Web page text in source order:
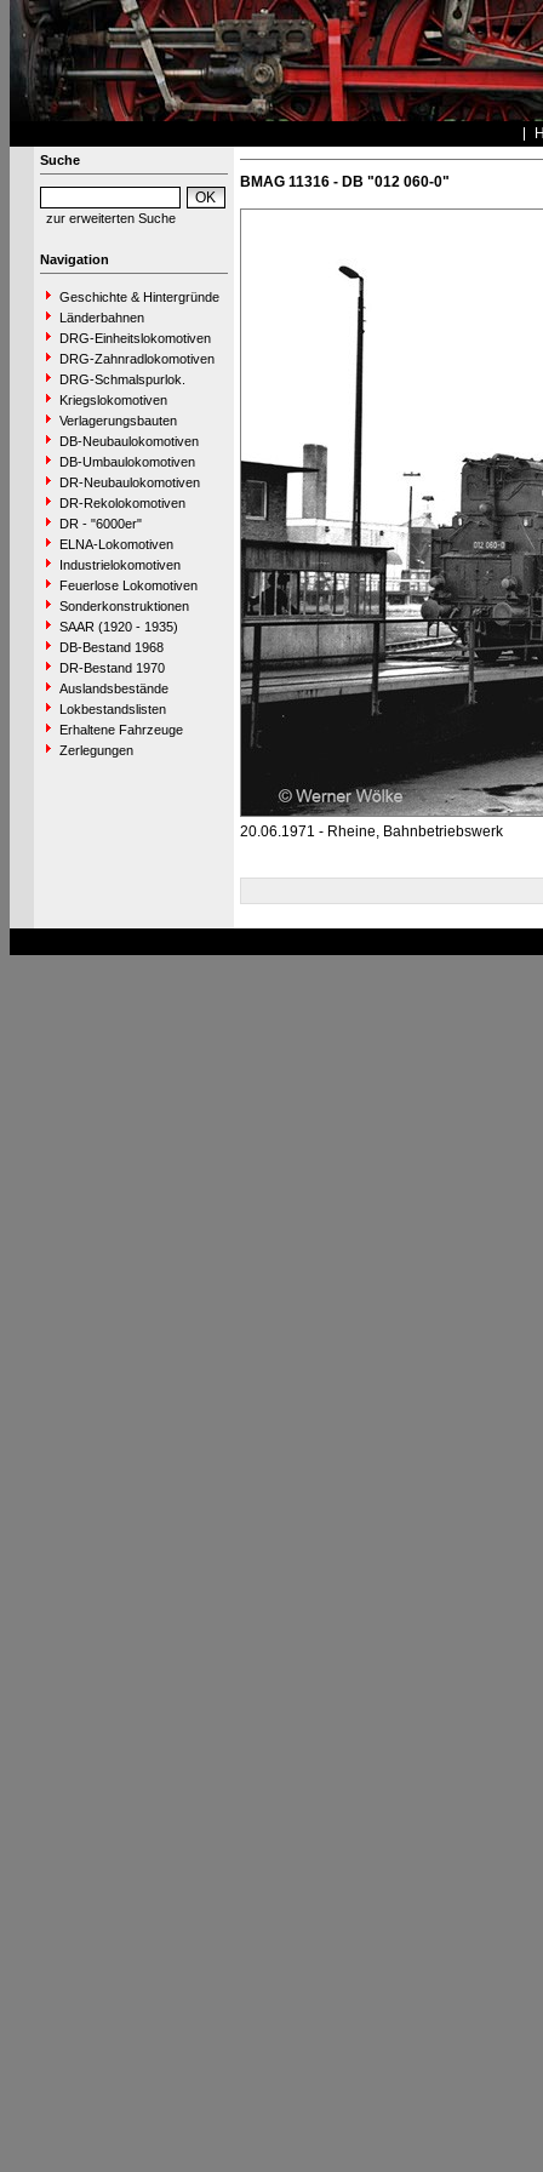
Suche
zur erweiterten Suche
Navigation
Geschichte & Hintergründe
Länderbahnen
DRG-Einheitslokomotiven
DRG-Zahnradlokomotiven
DRG-Schmalspurlok.
Kriegslokomotiven
Verlagerungsbauten
DB-Neubaulokomotiven
DB-Umbaulokomotiven
DR-Neubaulokomotiven
DR-Rekolokomotiven
DR - "6000er"
ELNA-Lokomotiven
Industrielokomotiven
Feuerlose Lokomotiven
Sonderkonstruktionen
SAAR (1920 - 1935)
DB-Bestand 1968
DR-Bestand 1970
Auslandsbestände
Lokbestandslisten
Erhaltene Fahrzeuge
Zerlegungen
BMAG 11316 - DB "012 060-0"
20.06.1971 - Rheine, Bahnbetriebswerk